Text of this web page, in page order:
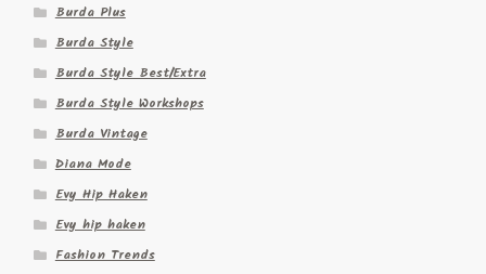
Burda Plus
Burda Style
Burda Style Best/Extra
Burda Style Workshops
Burda Vintage
Diana Mode
Evy Hip Haken
Evy hip haken
Fashion Trends